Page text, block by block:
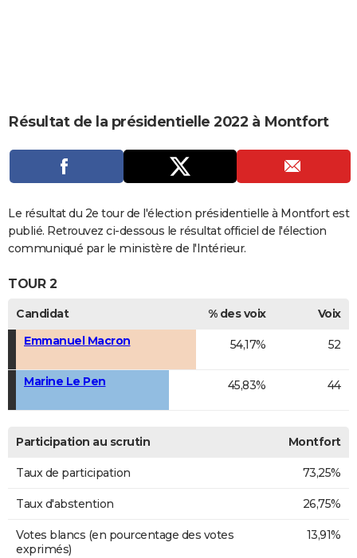
CARTE DE VOEUX
DICTIONNAIRE
Dictionnaire
Biographies
Expressions
Proverbes
PROGRAMME TV
COPAINS D'AVANT
Se connecter
Collèges
Universités
Entreprises
Service militaire
Avis de recherche
AVIS DE DÉCÈS
FORUM
Bricolage
Culture
Television
Voyage
Résultat de la présidentielle 2022 à Montfort
Le résultat du 2e tour de l'élection présidentielle à Montfort est
publié. Retrouvez ci-dessous le résultat officiel de l'élection
communiqué par le ministère de l'Intérieur.
TOUR 2
Candidat % des voix
Voix
Emmanuel Macron
54,17% 52
Marine Le Pen 45,83% 44
Participation au scrutin Montfort
Taux de participation 73,25%
Taux d'abstention 26,75%
Votes blancs (en pourcentage des votes
exprimés)
13,91%